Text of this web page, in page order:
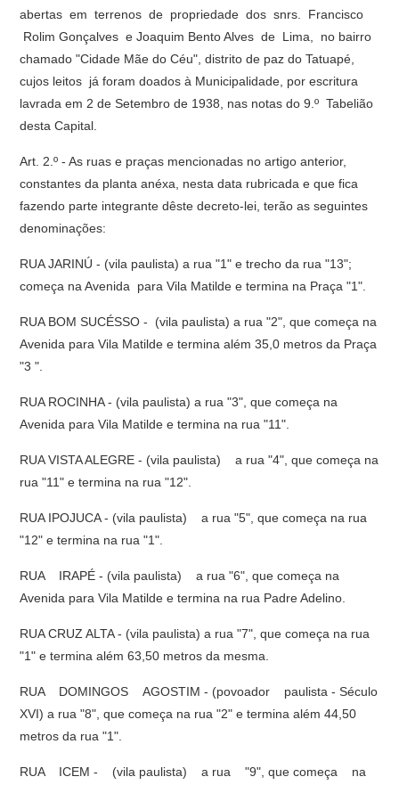
abertas em terrenos de propriedade dos snrs. Francisco
Rolim Gonçalves e Joaquim Bento Alves de Lima, no bairro
chamado "Cidade Mãe do Céu", distrito de paz do Tatuapé,
cujos leitos já foram doados à Municipalidade, por escritura
lavrada em 2 de Setembro de 1938, nas notas do 9.º Tabelião
desta Capital.
Art. 2.º - As ruas e praças mencionadas no artigo anterior,
constantes da planta anéxa, nesta data rubricada e que fica
fazendo parte integrante dêste decreto-lei, terão as seguintes
denominações:
RUA JARINÚ - (vila paulista) a rua "1" e trecho da rua "13";
começa na Avenida para Vila Matilde e termina na Praça "1".
RUA BOM SUCÉSSO - (vila paulista) a rua "2", que começa na
Avenida para Vila Matilde e termina além 35,0 metros da Praça
"3 ".
RUA ROCINHA - (vila paulista) a rua "3", que começa na
Avenida para Vila Matilde e termina na rua "11".
RUA VISTA ALEGRE - (vila paulista) a rua "4", que começa na
rua "11" e termina na rua "12".
RUA IPOJUCA - (vila paulista) a rua "5", que começa na rua
"12" e termina na rua "1".
RUA IRAPÉ - (vila paulista) a rua "6", que começa na
Avenida para Vila Matilde e termina na rua Padre Adelino.
RUA CRUZ ALTA - (vila paulista) a rua "7", que começa na rua
"1" e termina além 63,50 metros da mesma.
RUA DOMINGOS AGOSTIM - (povoador paulista - Século
XVI) a rua "8", que começa na rua "2" e termina além 44,50
metros da rua "1".
RUA ICEM - (vila paulista) a rua "9", que começa na